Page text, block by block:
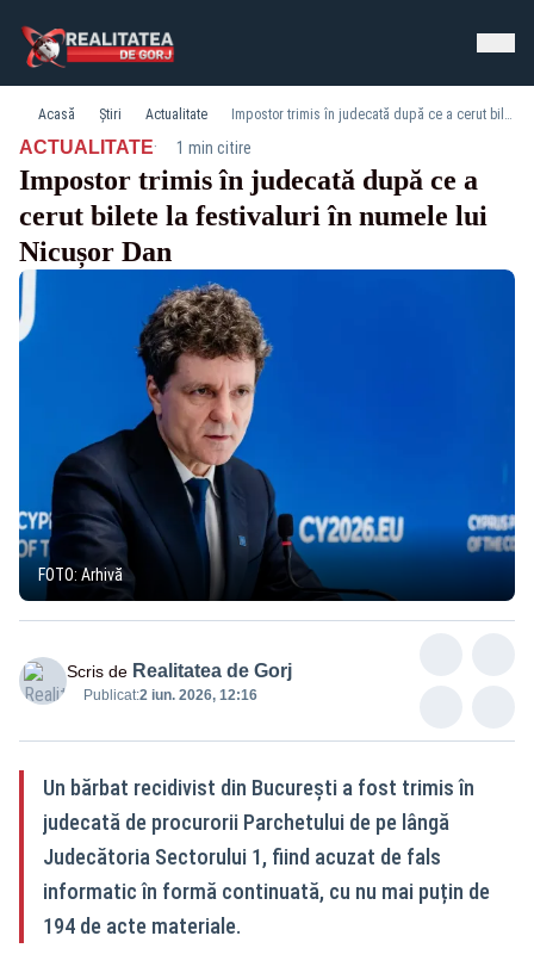
Acasă Știri Actualitate Impostor trimis în judecată după ce a cerut bilete la festivaluri în numele lui Nicușor Dan
ACTUALITATE· 1 min citire
Impostor trimis în judecată după ce a
cerut bilete la festivaluri în numele lui
Nicușor Dan
FOTO: Arhivă
Scris de Realitatea de Gorj
Publicat:2 iun. 2026, 12:16
Un bărbat recidivist din București a fost trimis în
judecată de procurorii Parchetului de pe lângă
Judecătoria Sectorului 1, fiind acuzat de fals
informatic în formă continuată, cu nu mai puțin de
194 de acte materiale.